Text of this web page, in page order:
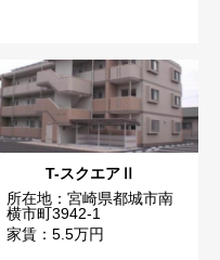
T-スクエアⅡ
所在地：宮崎県都城市南
横市町3942-1
家賃：5.5万円